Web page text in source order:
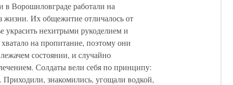
в Ворошиловграде работали на
жизни. Их общежитие отличалось от
украсить нехитрыми рукоделием и
на пропитание, поэтому они
состоянии, и случайно
Солдаты вели себя по принципу:
знакомились, угощали водкой,